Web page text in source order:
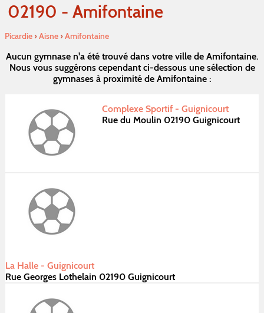
02190 - Amifontaine
Picardie›Aisne›Amifontaine
Aucun gymnase n'a été trouvé dans votre ville de Amifontaine.
Nous vous suggérons cependant ci-dessous une sélection de
gymnases à proximité de Amifontaine :
Complexe Sportif - Guignicourt
Rue du Moulin 02190 Guignicourt
La Halle - Guignicourt
Rue Georges Lothelain 02190 Guignicourt